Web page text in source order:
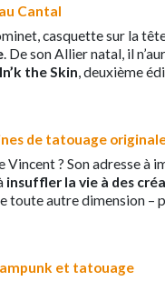
Cantal
casquette sur la
. De son Allier natal, il
the Skin, deuxième
de tatouage
Vincent ? Son adresse à
insuffler la vie à des
toute autre dimension –
et tatouage